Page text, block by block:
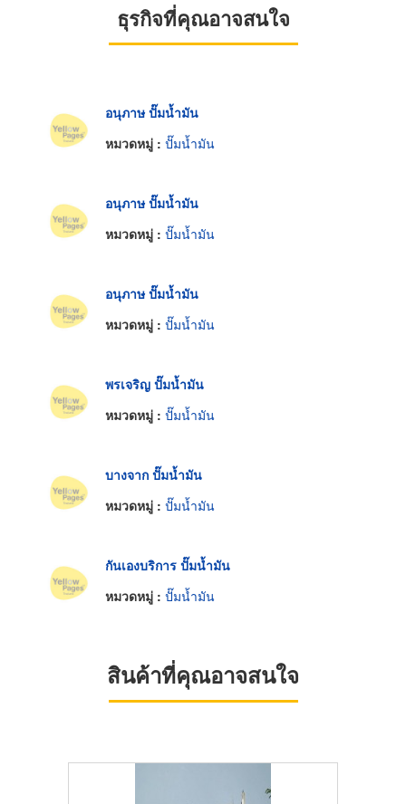
ธุรกิจที่คุณอาจสนใจ
อนุภาษ ปั๊มน้ำมัน
หมวดหมู่ : ปั๊มน้ำมัน
อนุภาษ ปั๊มน้ำมัน
หมวดหมู่ : ปั๊มน้ำมัน
อนุภาษ ปั๊มน้ำมัน
หมวดหมู่ : ปั๊มน้ำมัน
พรเจริญ ปั๊มน้ำมัน
หมวดหมู่ : ปั๊มน้ำมัน
บางจาก ปั๊มน้ำมัน
หมวดหมู่ : ปั๊มน้ำมัน
กันเองบริการ ปั๊มน้ำมัน
หมวดหมู่ : ปั๊มน้ำมัน
สินค้าที่คุณอาจสนใจ